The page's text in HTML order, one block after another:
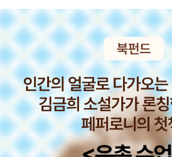
하지 않고 교실에 혼자 있었던 에피소
선생님이 구르님한테 한 이야기다. 나
장애에 대해서 잘 몰라서 무심코 한 행
안 된다는 부분과 동시에 모르기 때문
과 태도를 보이도록 노력하겠다고 하
필요하다는 생각을 하게 됐다. 모르는
모르기로 하고 잘못을 반복해서 상처
그렇다. '휠체어를 탄 내 친구와 함께
해야 할까?'라고 고민해 봐.... 세상을
이 전혀 당연하지 않게 보일 것이다 어
거고, 어떤 건 아주 잘못되어 있다고눈
은 바뀌기 시작할 것이다 말의 습관을
의 방식을 건의해 보는 것심지어 어떤
것도 하나도 세상을 바꾸는 방법이 될
아 ! 남들과 다르다는 게 놀림거리가
가 나를 놀린다고 해도, 그건 절대 내
지우는 친구들이 놀려도 늘 당당한 모습인데